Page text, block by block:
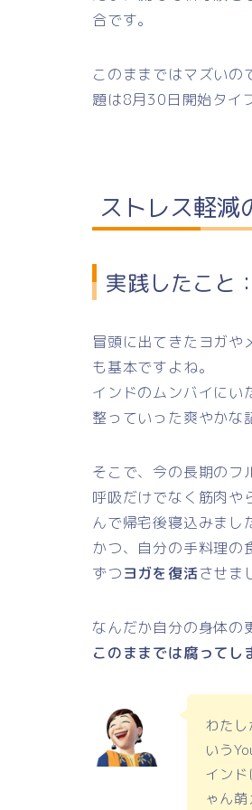
合です。
このままではマズい
題は8月30日開始タイ
ストレス軽減
実践したこと
冒頭に出てきたヨガや
も基本ですよね。
インドのムンバイにい
整っていった爽やかな
そこで、今の長期の
呼吸だけでなく筋肉や
んで帰宅後寝込みまし
かつ、自分の手料理の
ずつヨガを復活させま
なんだか自分の身体の
このままでは腐ってし
わた
いう
イン
ゃん萌